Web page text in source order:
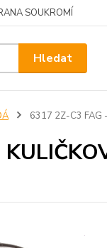
SOUKROMÍ
Hledat
6317 2Z-C3 FAG